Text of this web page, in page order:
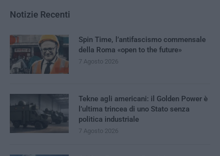
Notizie Recenti
Spin Time, l’antifascismo commensale
della Roma «open to the future»
7 Agosto 2026
Tekne agli americani: il Golden Power è
l’ultima trincea di uno Stato senza
politica industriale
7 Agosto 2026